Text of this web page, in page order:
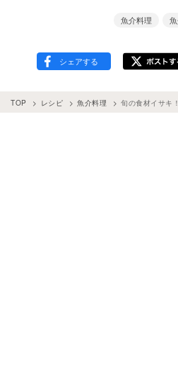
魚介料理
TOP レシピ 魚介料理 旬の食材イサキ